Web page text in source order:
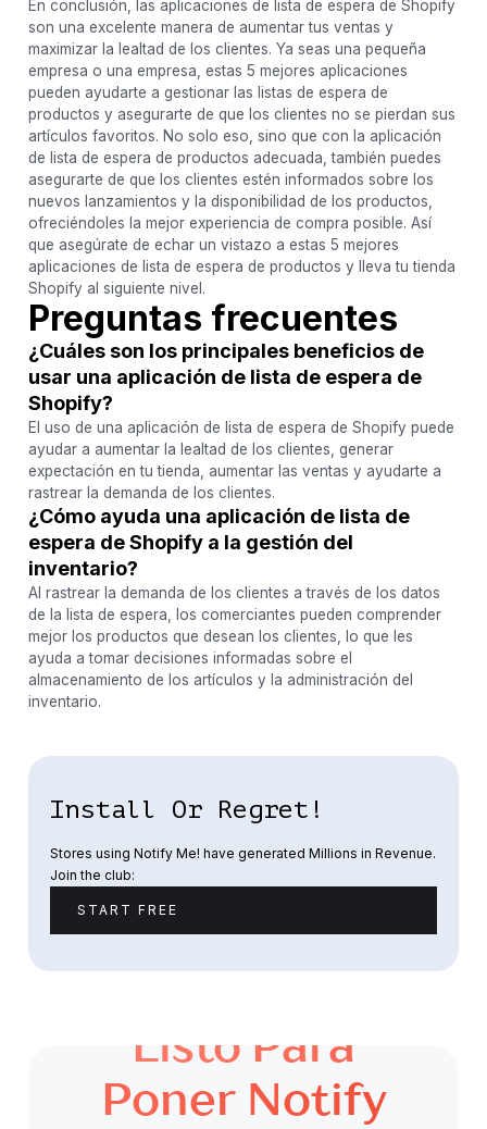
En conclusión, las aplicaciones de lista de espera de Shopify
son una excelente manera de aumentar tus ventas y
maximizar la lealtad de los clientes. Ya seas una pequeña
empresa o una empresa, estas 5 mejores aplicaciones
pueden ayudarte a gestionar las listas de espera de
productos y asegurarte de que los clientes no se pierdan sus
artículos favoritos. No solo eso, sino que con la aplicación
de lista de espera de productos adecuada, también puedes
asegurarte de que los clientes estén informados sobre los
nuevos lanzamientos y la disponibilidad de los productos,
ofreciéndoles la mejor experiencia de compra posible. Así
que asegúrate de echar un vistazo a estas 5 mejores
aplicaciones de lista de espera de productos y lleva tu tienda
Shopify al siguiente nivel.
Preguntas frecuentes
¿Cuáles son los principales beneficios de
usar una aplicación de lista de espera de
Shopify?
El uso de una aplicación de lista de espera de Shopify puede
ayudar a aumentar la lealtad de los clientes, generar
expectación en tu tienda, aumentar las ventas y ayudarte a
rastrear la demanda de los clientes.
¿Cómo ayuda una aplicación de lista de
espera de Shopify a la gestión del
inventario?
Al rastrear la demanda de los clientes a través de los datos
de la lista de espera, los comerciantes pueden comprender
mejor los productos que desean los clientes, lo que les
ayuda a tomar decisiones informadas sobre el
almacenamiento de los artículos y la administración del
inventario.
Install Or Regret!
Stores using Notify Me! have generated Millions in Revenue.
Join the club:
START FREE
Listo Para
Poner Notify